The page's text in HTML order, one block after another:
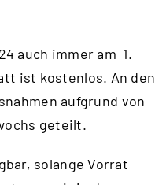
auch immer am 1.
ist kostenlos. An den
aufgrund von
geteilt.
solange Vorrat